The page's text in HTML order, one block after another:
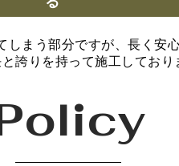
しまう部分ですが、長く安
誇りを持って施工しており